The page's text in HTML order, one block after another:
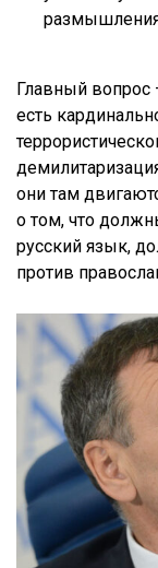
Главный вопрос
есть
они там
о том, что
русский язык,
против